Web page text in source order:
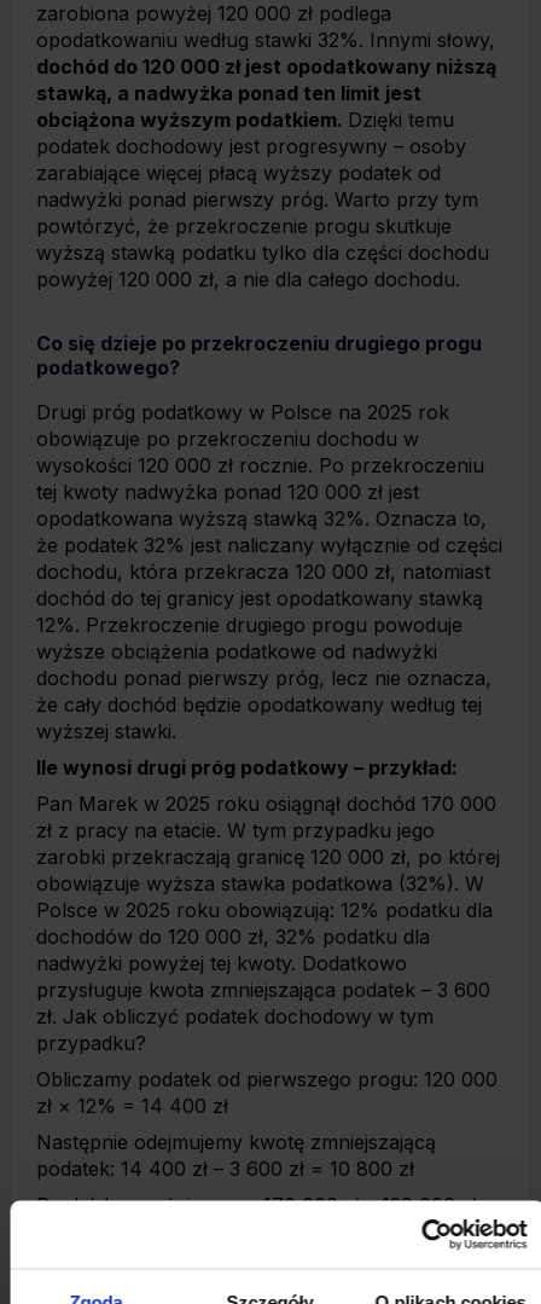
zarobiona powyżej 120 000 zł podlega
opodatkowaniu według stawki 32%. Innymi słowy,
dochód do 120 000 zł jest opodatkowany niższą
stawką, a nadwyżka ponad ten limit jest
obciążona wyższym podatkiem. Dzięki temu
podatek dochodowy jest progresywny – osoby
zarabiające więcej płacą wyższy podatek od
nadwyżki ponad pierwszy próg. Warto przy tym
powtórzyć, że przekroczenie progu skutkuje
wyższą stawką podatku tylko dla części dochodu
powyżej 120 000 zł, a nie dla całego dochodu.
Co się dzieje po przekroczeniu drugiego progu
podatkowego?
Drugi próg podatkowy w Polsce na 2025 rok
obowiązuje po przekroczeniu dochodu w
wysokości 120 000 zł rocznie. Po przekroczeniu
tej kwoty nadwyżka ponad 120 000 zł jest
opodatkowana wyższą stawką 32%. Oznacza to,
że podatek 32% jest naliczany wyłącznie od części
dochodu, która przekracza 120 000 zł, natomiast
dochód do tej granicy jest opodatkowany stawką
12%. Przekroczenie drugiego progu powoduje
wyższe obciążenia podatkowe od nadwyżki
dochodu ponad pierwszy próg, lecz nie oznacza,
że cały dochód będzie opodatkowany według tej
wyższej stawki.
Ile wynosi drugi próg podatkowy – przykład:
Pan Marek w 2025 roku osiągnął dochód 170 000
zł z pracy na etacie. W tym przypadku jego
zarobki przekraczają granicę 120 000 zł, po której
obowiązuje wyższa stawka podatkowa (32%). W
Polsce w 2025 roku obowiązują: 12% podatku dla
dochodów do 120 000 zł, 32% podatku dla
nadwyżki powyżej tej kwoty. Dodatkowo
przysługuje kwota zmniejszająca podatek – 3 600
zł. Jak obliczyć podatek dochodowy w tym
przypadku?
Obliczamy podatek od pierwszego progu: 120 000
zł × 12% = 14 400 zł
Następnie odejmujemy kwotę zmniejszającą
podatek: 14 400 zł – 3 600 zł = 10 800 zł
Dochód powyżej progu: 170 000 zł – 120 000 zł =
000 zł